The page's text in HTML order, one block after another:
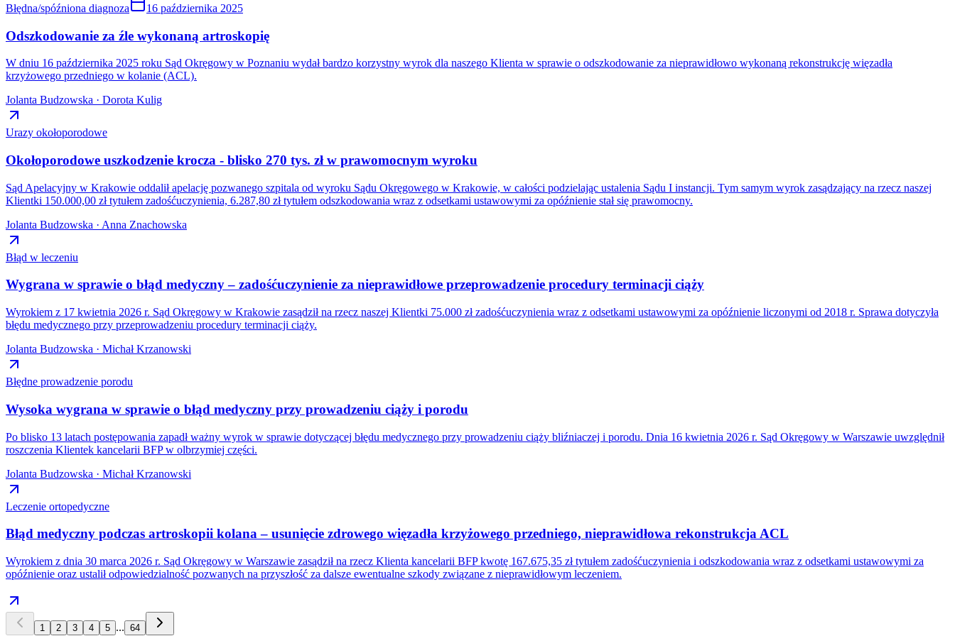
Błędna/spóźniona diagnoza 16 października 2025
Odszkodowanie za źle wykonaną artroskopię
W dniu 16 października 2025 roku Sąd Okręgowy w Poznaniu wydał bardzo korzystny wyrok dla naszego Klienta w sprawie o odszkodowanie za nieprawidłowo wykonaną rekonstrukcję więzadła
krzyżowego przedniego w kolanie (ACL).
Jolanta Budzowska · Dorota Kulig
Urazy okołoporodowe
Okołoporodowe uszkodzenie krocza - blisko 270 tys. zł w prawomocnym wyroku
Sąd Apelacyjny w Krakowie oddalił apelację pozwanego szpitala od wyroku Sądu Okręgowego w Krakowie, w całości podzielając ustalenia Sądu I instancji. Tym samym wyrok zasądzający na rzecz naszej
Klientki 150.000,00 zł tytułem zadośćuczynienia, 6.287,80 zł tytułem odszkodowania wraz z odsetkami ustawowymi za opóźnienie stał się prawomocny.
Jolanta Budzowska · Anna Znachowska
Błąd w leczeniu
Wygrana w sprawie o błąd medyczny – zadośćuczynienie za nieprawidłowe przeprowadzenie procedury terminacji ciąży
Wyrokiem z 17 kwietnia 2026 r. Sąd Okręgowy w Krakowie zasądził na rzecz naszej Klientki 75.000 zł zadośćuczynienia wraz z odsetkami ustawowymi za opóźnienie liczonymi od 2018 r. Sprawa dotyczyła
błędu medycznego przy przeprowadzeniu procedury terminacji ciąży.
Jolanta Budzowska · Michał Krzanowski
Błędne prowadzenie porodu
Wysoka wygrana w sprawie o błąd medyczny przy prowadzeniu ciąży i porodu
Po blisko 13 latach postępowania zapadł ważny wyrok w sprawie dotyczącej błędu medycznego przy prowadzeniu ciąży bliźniaczej i porodu. Dnia 16 kwietnia 2026 r. Sąd Okręgowy w Warszawie uwzględnił
roszczenia Klientek kancelarii BFP w olbrzymiej części.
Jolanta Budzowska · Michał Krzanowski
Leczenie ortopedyczne
Błąd medyczny podczas artroskopii kolana – usunięcie zdrowego więzadła krzyżowego przedniego, nieprawidłowa rekonstrukcja ACL
Wyrokiem z dnia 30 marca 2026 r. Sąd Okręgowy w Warszawie zasądził na rzecz Klienta kancelarii BFP kwotę 167.675,35 zł tytułem zadośćuczynienia i odszkodowania wraz z odsetkami ustawowymi za
opóźnienie oraz ustalił odpowiedzialność pozwanych na przyszłość za dalsze ewentualne szkody związane z nieprawidłowym leczeniem.
1 2 3 4 5 ... 64